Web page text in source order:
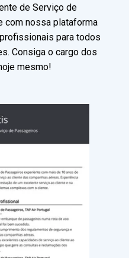
de Serviço de
com nossa plataforma
para todos
Consiga o cargo dos
mesmo!